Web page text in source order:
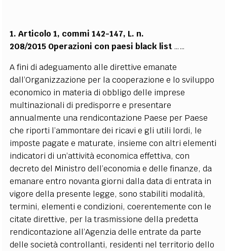
1. Articolo 1, commi 142-147, L. n.
208/2015 Operazioni con paesi black list ……
A fini di adeguamento alle direttive emanate
dall’Organizzazione per la cooperazione e lo sviluppo
economico in materia di obbligo delle imprese
multinazionali di predisporre e presentare
annualmente una rendicontazione Paese per Paese
che riporti l’ammontare dei ricavi e gli utili lordi, le
imposte pagate e maturate, insieme con altri elementi
indicatori di un’attività economica effettiva, con
decreto del Ministro dell’economia e delle finanze, da
emanare entro novanta giorni dalla data di entrata in
vigore della presente legge, sono stabiliti modalità,
termini, elementi e condizioni, coerentemente con le
citate direttive, per la trasmissione della predetta
rendicontazione all’Agenzia delle entrate da parte
delle società controllanti, residenti nel territorio dello